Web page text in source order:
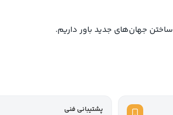
ساختن جهان‌های جدید باور داریم.
پشتیبانی فنی